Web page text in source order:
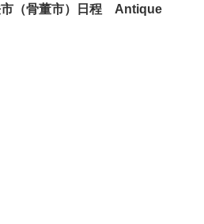
市（骨董市）日程 Antique